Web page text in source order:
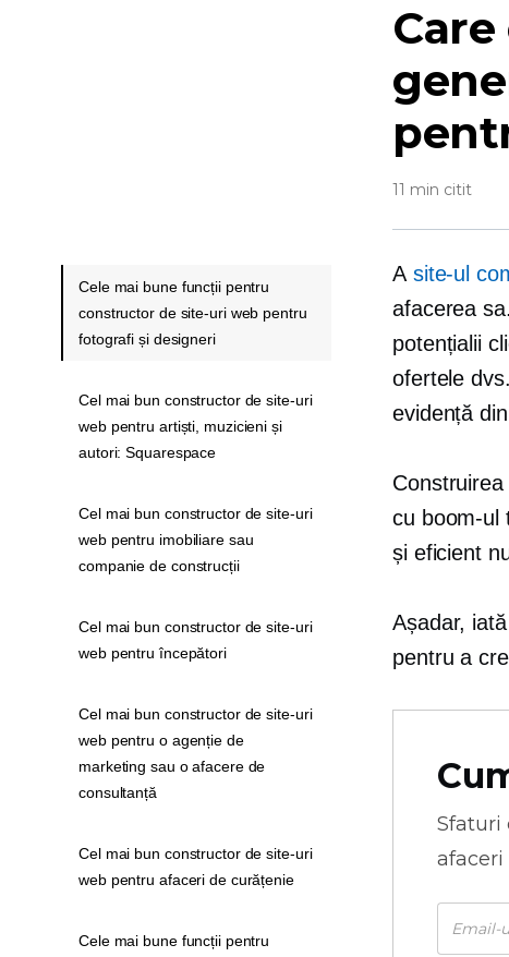
11 min citit
A site-ul
afacerea
potențialii
ofertele
evidență
cu boom-ul
și eficient
Așadar,
pentru a
Sfaturi
Cele mai bune funcții pentru
constructor de site-uri web pentru
fotografi și designeri
Cel mai bun constructor de site-uri
web pentru artiști, muzicieni și
autori: Squarespace
Cel mai bun constructor de site-uri
web pentru imobiliare sau
companie de construcții
Cel mai bun constructor de site-uri
web pentru începători
Cel mai bun constructor de site-uri
web pentru o agenție de
marketing sau o afacere de
consultanță
Cel mai bun constructor de site-uri
web pentru afaceri de curățenie
Cele mai bune funcții pentru